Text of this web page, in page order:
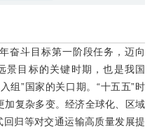
奋斗目标第一阶段任务，迈向
景目标的关键时期，也是我国
组”国家的关口期。“十五五”时
加复杂多变。经济全球化、区域
回归等对交通运输高质量发展提